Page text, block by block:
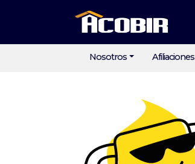
Nosotros Afiliaciones